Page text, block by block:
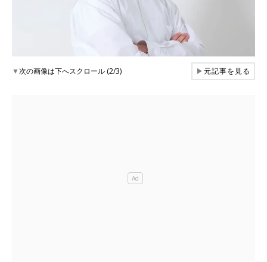
▼次の画像は下へスクロール (2/3) ▶元記事を見る